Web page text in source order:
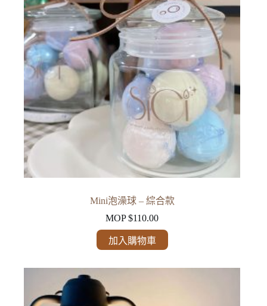
Mini泡澡球 – 綜合款
MOP $110.00
加入購物車